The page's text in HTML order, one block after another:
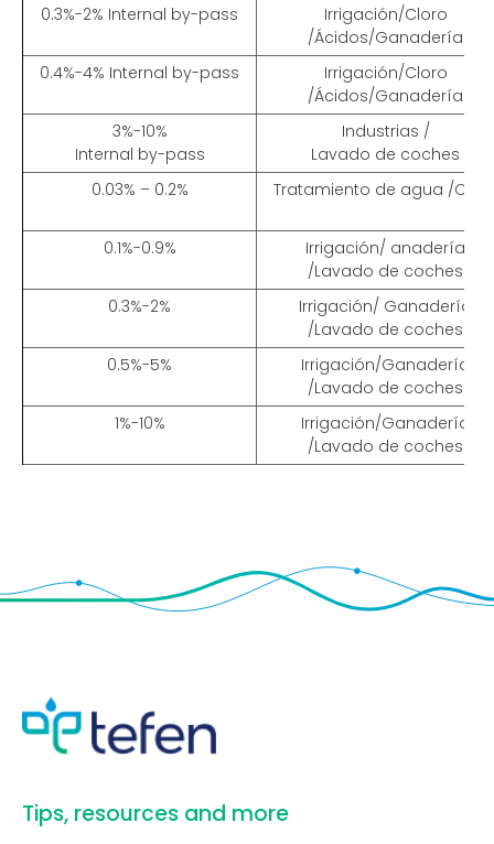
0.3%-2% Internal by-pass Irrigación/Cloro
/Ácidos/Ganadería
0.4%-4% Internal by-pass
Irrigación/Cloro
/Ácidos/Ganadería
3%-10%
Internal by-pass
Industrias /
Lavado de coches
0.03% – 0.2%
Tratamiento de agua /
0.1%-0.9% Irrigación/ anadería
/Lavado de coches
0.3%-2%
Irrigación/ Ganadería
/Lavado de coches
0.5%-5%
Irrigación/Ganadería
/Lavado de coches
1%-10%
Irrigación/Ganadería
/Lavado de coches
​Tips, resources and more